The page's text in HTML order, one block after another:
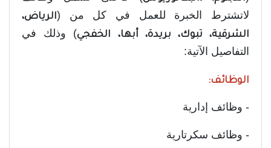
لاتشترط الخبرة للعمل في كل من (الرياض،
الشرقية، تبوك، بريدة، أبها، الخفجي) وذلك في
التفاصيل الآتية:
الوظائف:
- وظائف إدارية
- وظائف سكرتارية